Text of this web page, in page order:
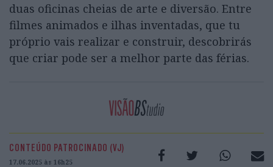
duas oficinas cheias de arte e diversão. Entre
filmes animados e ilhas inventadas, que tu
próprio vais realizar e construir, descobrirás
que criar pode ser a melhor parte das férias.
CONTEÚDO PATROCINADO (VJ)
17.06.2025 às 16h25